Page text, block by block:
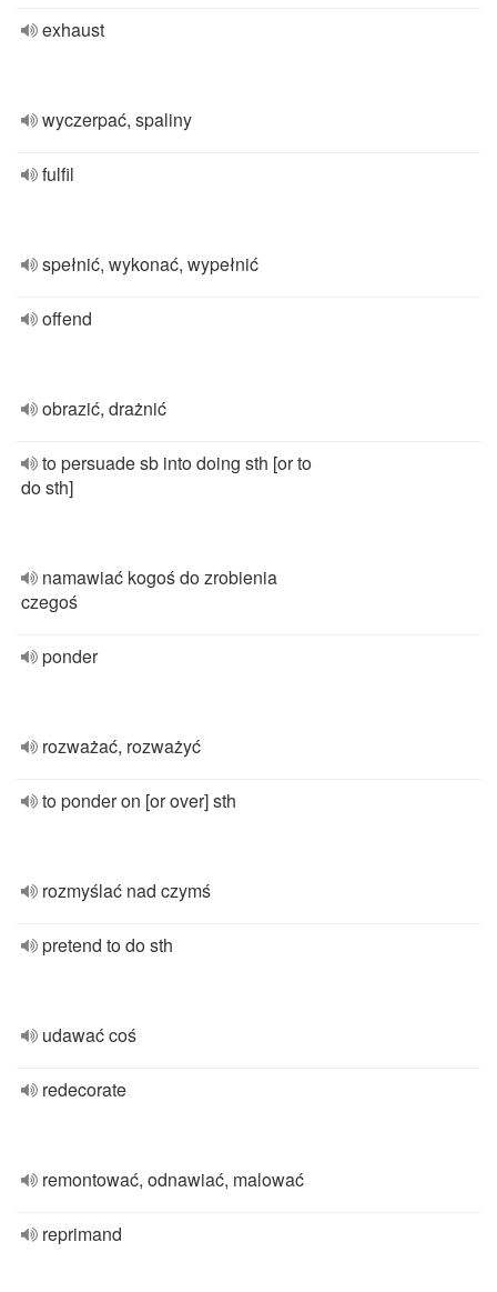
exhaust
wyczerpać, spaliny
fulfil
spełnić, wykonać, wypełnić
offend
obrazić, drażnić
to persuade sb into doing sth [or to
do sth]
namawiać kogoś do zrobienia
czegoś
ponder
rozważać, rozważyć
to ponder on [or over] sth
rozmyślać nad czymś
pretend to do sth
udawać coś
redecorate
remontować, odnawiać, malować
reprimand